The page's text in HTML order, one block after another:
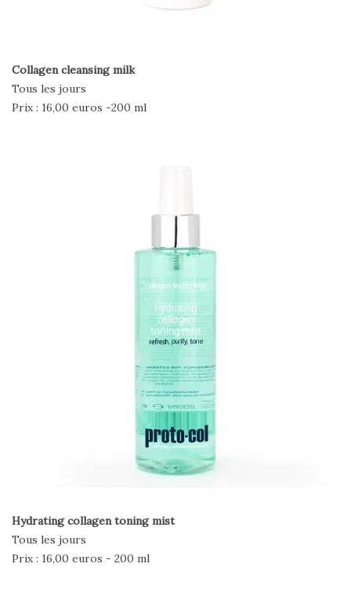
Collagen cleansing milk
Tous les jours
Prix : 16,00 euros -200 ml
Hydrating collagen toning mist
Tous les jours
Prix : 16,00 euros - 200 ml